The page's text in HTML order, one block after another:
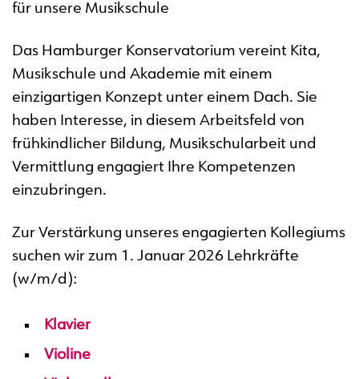
für unsere Musikschule
Das Hamburger Konservatorium vereint Kita,
Musikschule und Akademie mit einem
einzigartigen Konzept unter einem Dach. Sie
haben Interesse, in diesem Arbeitsfeld von
frühkindlicher Bildung, Musikschularbeit und
Vermittlung engagiert Ihre Kompetenzen
einzubringen.
Zur Verstärkung unseres engagierten Kollegiums
suchen wir zum 1. Januar 2026 Lehrkräfte
(w/m/d):
Klavier
Violine